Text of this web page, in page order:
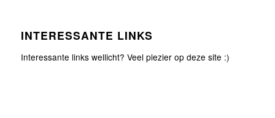
INTERESSANTE LINKS
Interessante links wellicht? Veel plezier op deze site :)